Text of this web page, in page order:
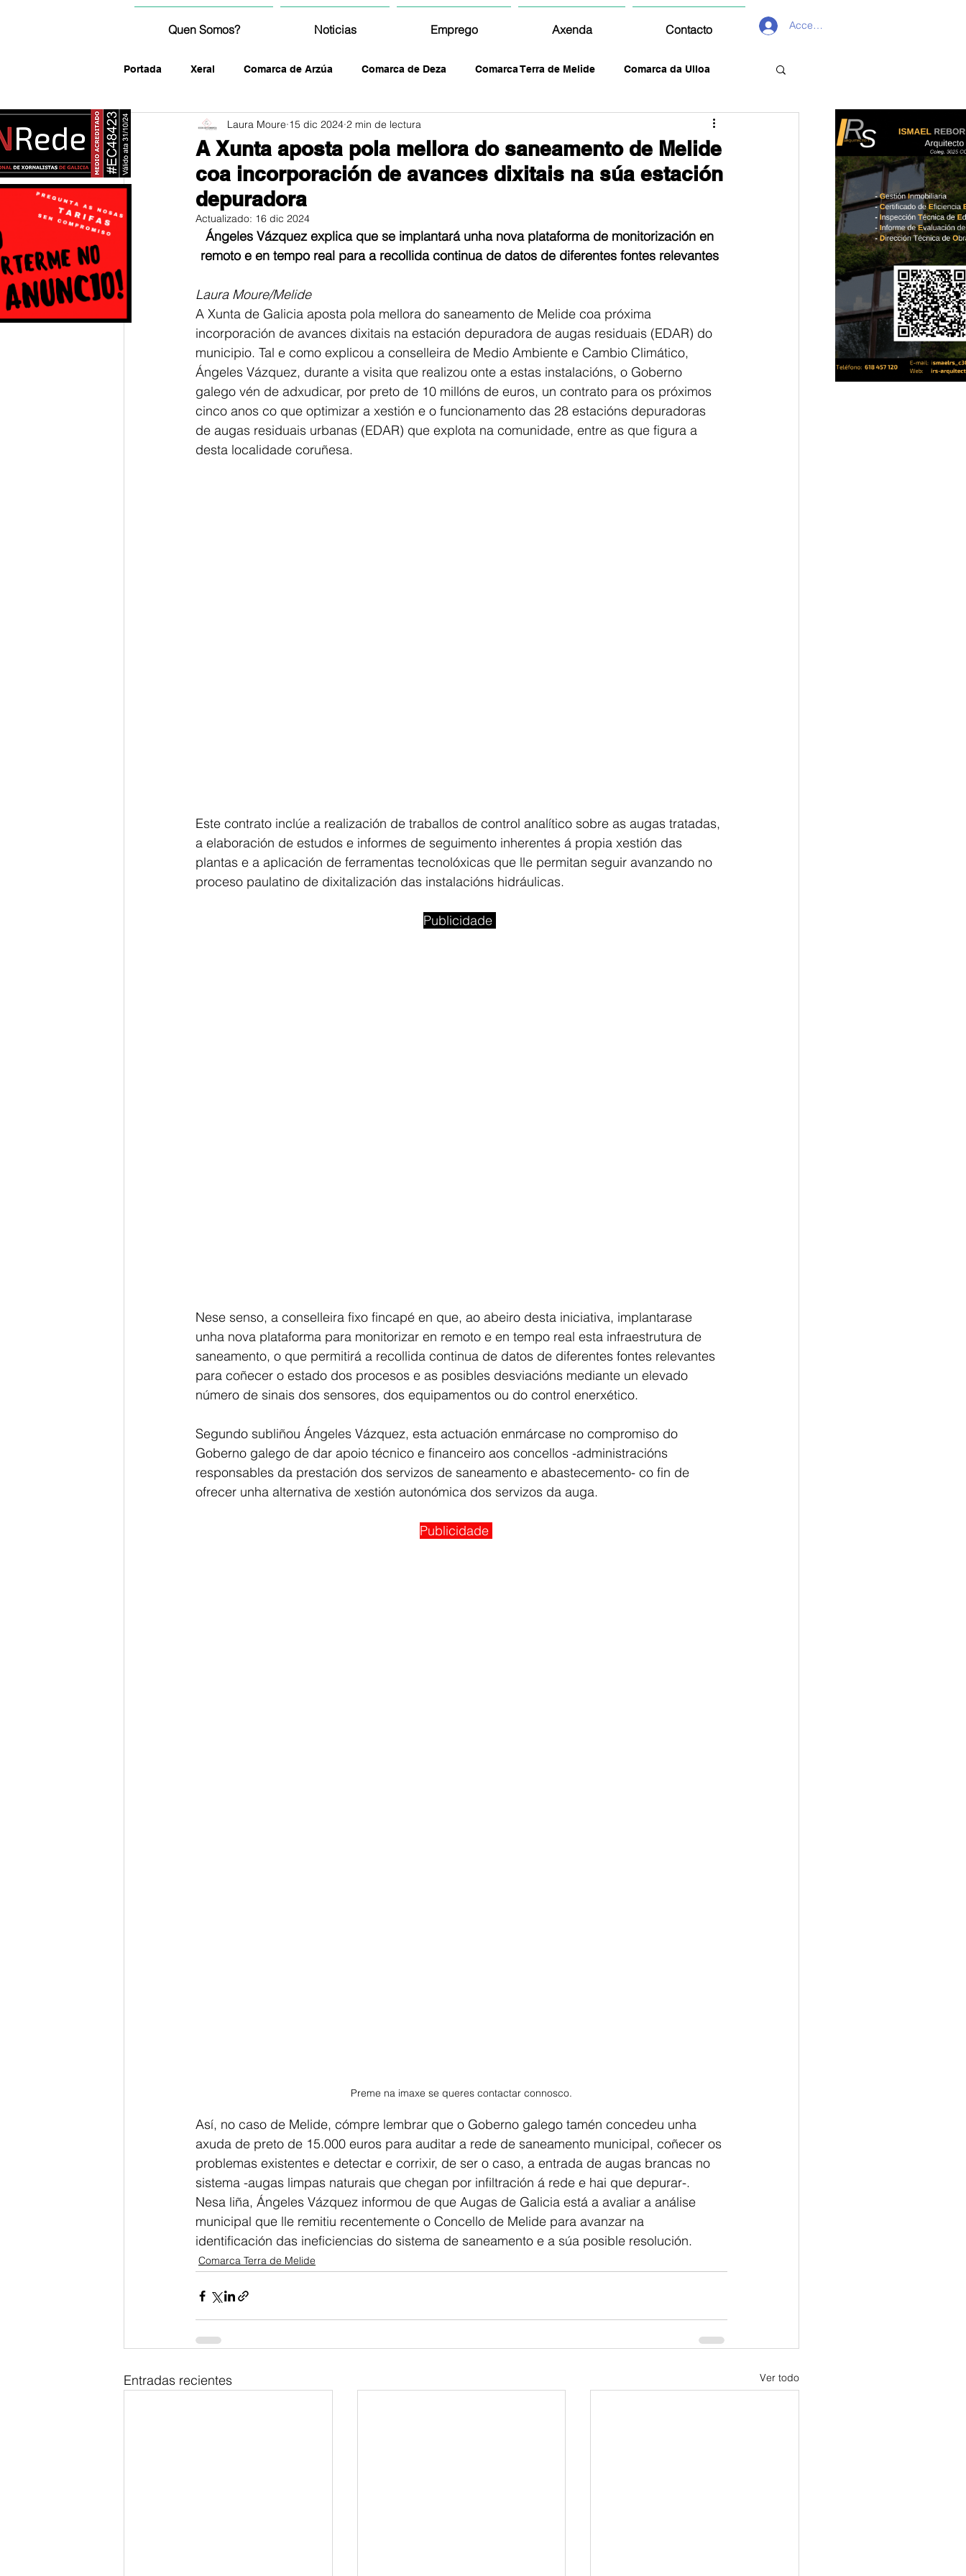
Quen Somos? Noticias Emprego Axenda Contacto Acceder
Portada Xeral Comarca de Arzúa Comarca de Deza Comarca Terra de Melide Comarca da Ulloa
fotografía
A Xunta aposta pola mellora do saneamento de Melide
coa incorporación de avances dixitais na súa estación
depuradora
Laura Moure 15 dic 2024 2 min de lectura
Actualizado: 16 dic 2024
Ángeles Vázquez explica que se implantará unha nova plataforma de monitorización en
remoto e en tempo real para a recollida continua de datos de diferentes fontes relevantes
Laura Moure/Melide
A Xunta de Galicia aposta pola mellora do saneamento de Melide coa próxima
incorporación de avances dixitais na estación depuradora de augas residuais (EDAR) do
municipio. Tal e como explicou a conselleira de Medio Ambiente e Cambio Climático,
Ángeles Vázquez, durante a visita que realizou onte a estas instalacións, o Goberno
galego vén de adxudicar, por preto de 10 millóns de euros, un contrato para os próximos
cinco anos co que optimizar a xestión e o funcionamento das 28 estacións depuradoras
de augas residuais urbanas (EDAR) que explota na comunidade, entre as que figura a
desta localidade coruñesa.
Este contrato inclúe a realización de traballos de control analítico sobre as augas tratadas,
a elaboración de estudos e informes de seguimento inherentes á propia xestión das
plantas e a aplicación de ferramentas tecnolóxicas que lle permitan seguir avanzando no
proceso paulatino de dixitalización das instalacións hidráulicas.
Publicidade
Nese senso, a conselleira fixo fincapé en que, ao abeiro desta iniciativa, implantarase
unha nova plataforma para monitorizar en remoto e en tempo real esta infraestrutura de
saneamento, o que permitirá a recollida continua de datos de diferentes fontes relevantes
para coñecer o estado dos procesos e as posibles desviacións mediante un elevado
número de sinais dos sensores, dos equipamentos ou do control enerxético.
Segundo subliñou Ángeles Vázquez, esta actuación enmárcase no compromiso do
Goberno galego de dar apoio técnico e financeiro aos concellos -administracións
responsables da prestación dos servizos de saneamento e abastecemento- co fin de
ofrecer unha alternativa de xestión autonómica dos servizos da auga.
Publicidade
Preme na imaxe se queres contactar connosco.
Así, no caso de Melide, cómpre lembrar que o Goberno galego tamén concedeu unha
axuda de preto de 15.000 euros para auditar a rede de saneamento municipal, coñecer os
problemas existentes e detectar e corrixir, de ser o caso, a entrada de augas brancas no
sistema -augas limpas naturais que chegan por infiltración á rede e hai que depurar-.
Nesa liña, Ángeles Vázquez informou de que Augas de Galicia está a avaliar a análise
municipal que lle remitiu recentemente o Concello de Melide para avanzar na
identificación das ineficiencias do sistema de saneamento e a súa posible resolución.
Comarca Terra de Melide
Entradas recientes Ver todo